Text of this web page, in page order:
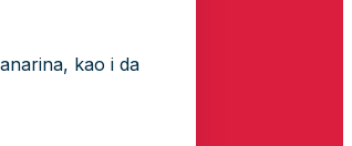
kao i da